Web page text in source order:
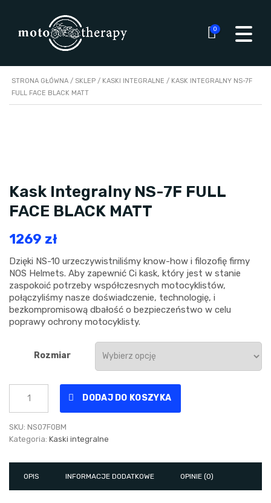
0
STRONA GŁÓWNA / SKLEP / KASKI INTEGRALNE / KASK INTEGRALNY NS-7F
FULL FACE BLACK MATT
Kask Integralny NS-7F FULL
FACE BLACK MATT
1269 zł
Dzięki NS-10 urzeczywistniliśmy know-how i filozofię firmy
NOS Helmets. Aby zapewnić Ci kask, który jest w stanie
zaspokoić potrzeby współczesnych motocyklistów,
połączyliśmy nasze doświadczenie, technologię, i
bezkompromisową dbałość o bezpieczeństwo w celu
poprawy ochrony motocyklisty.
Rozmiar
Integralny
NS-
7F
FULL
BLACK
MATT
DODAJ DO KOSZYKA
SKU: NS07F0BM
Kategoria: Kaski integralne
OPIS INFORMACJE DODATKOWE OPINIE (0)